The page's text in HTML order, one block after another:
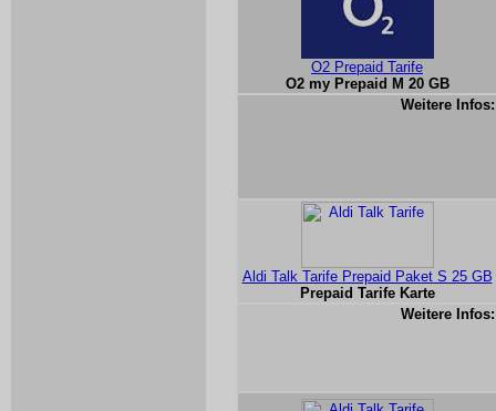
O2 Prepaid Tarife
O2 my Prepaid M 20 GB
Weitere Infos:
Aldi Talk Tarife Prepaid Paket S 25 GB
Prepaid Tarife Karte
Weitere Infos: